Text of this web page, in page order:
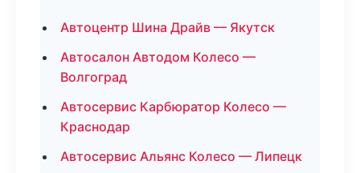
Автоцентр Шина Драйв — Якутск
Автосалон Автодом Колесо —
Волгоград
Автосервис Карбюратор Колесо —
Краснодар
Автосервис Альянс Колесо — Липецк